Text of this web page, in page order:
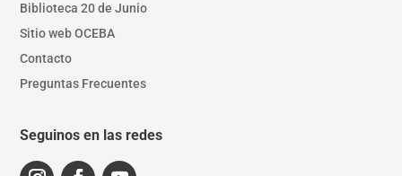
Biblioteca 20 de Junio
Sitio web OCEBA
Contacto
Preguntas Frecuentes
Seguinos en las redes